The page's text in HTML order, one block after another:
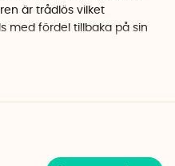
är trådlös vilket
med fördel tillbaka på sin